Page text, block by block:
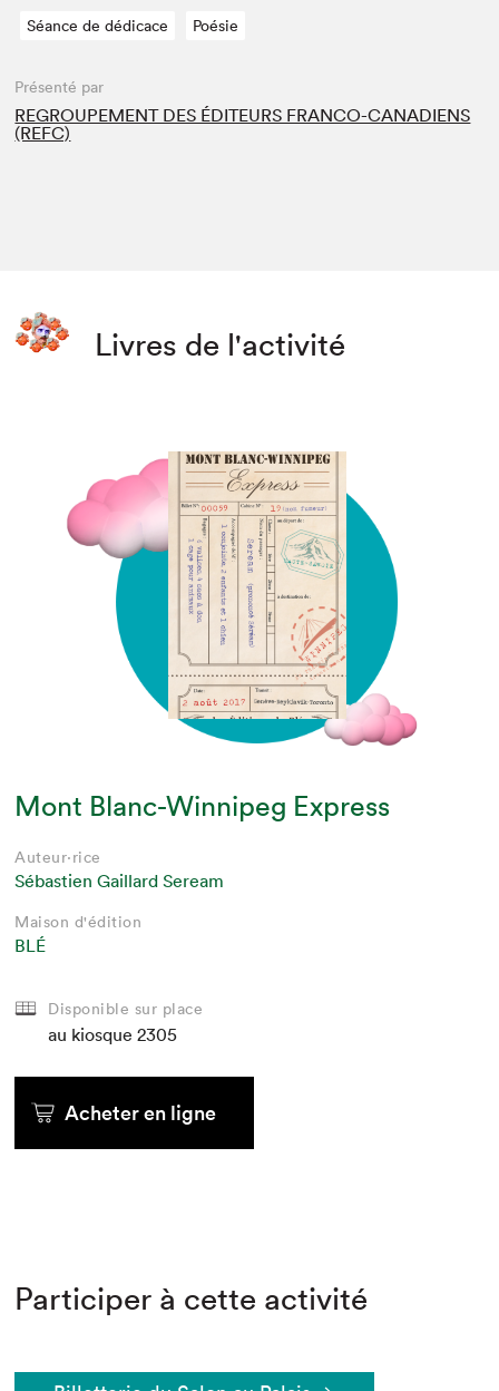
Séance de dédicace Poésie
Présenté par
REGROUPEMENT DES ÉDITEURS FRANCO-CANADIENS
(REFC)
Livres de l'activité
Mont Blanc-Winnipeg Express
Auteur·rice
Sébastien Gaillard Seream
Maison d'édition
BLÉ
Disponible sur place
au kiosque 2305
Acheter en ligne
Participer à cette activité